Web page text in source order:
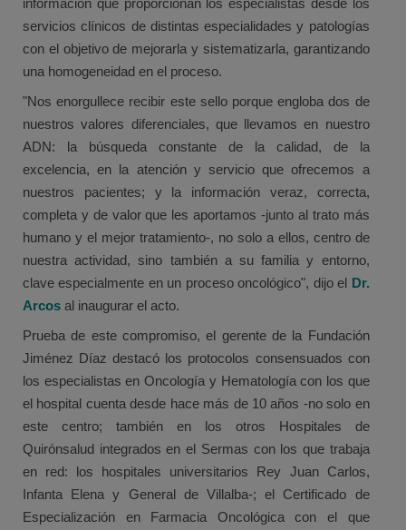
información que proporcionan los especialistas desde los
servicios clínicos de distintas especialidades y patologías
con el objetivo de mejorarla y sistematizarla, garantizando
una homogeneidad en el proceso.
"Nos enorgullece recibir este sello porque engloba dos de
nuestros valores diferenciales, que llevamos en nuestro
ADN: la búsqueda constante de la calidad, de la
excelencia, en la atención y servicio que ofrecemos a
nuestros pacientes; y la información veraz, correcta,
completa y de valor que les aportamos -junto al trato más
humano y el mejor tratamiento-, no solo a ellos, centro de
nuestra actividad, sino también a su familia y entorno,
clave especialmente en un proceso oncológico", dijo el Dr.
Arcos al inaugurar el acto.
Prueba de este compromiso, el gerente de la Fundación
Jiménez Díaz destacó los protocolos consensuados con
los especialistas en Oncología y Hematología con los que
el hospital cuenta desde hace más de 10 años -no solo en
este centro; también en los otros Hospitales de
Quirónsalud integrados en el Sermas con los que trabaja
en red: los hospitales universitarios Rey Juan Carlos,
Infanta Elena y General de Villalba-; el Certificado de
Especialización en Farmacia Oncológica con el que